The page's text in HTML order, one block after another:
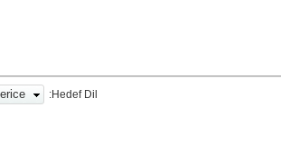
:Hedef Dil